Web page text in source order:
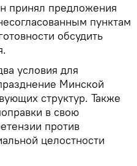
принял предложения
пунктам
обсудить
условия для
Минской
структур. Также
в свою
против
целостности